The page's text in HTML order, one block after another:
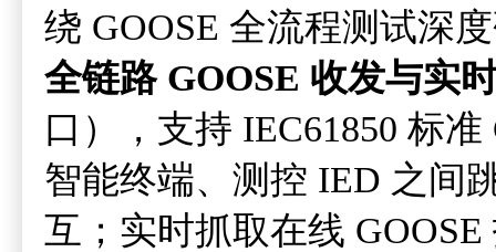
绕 GOOSE 全流程测试深
全链路 GOOSE 收发与实
口），支持 IEC61850 标
智能终端、测控 IED 之间
互；实时抓取在线